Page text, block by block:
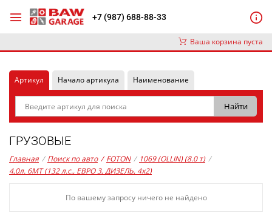
+7 (987) 688-88-33
Ваша корзина пуста
Артикул Начало артикула Наименование
ГРУЗОВЫЕ
Главная / Поиск по авто / FOTON / 1069 (OLLIN) (8.0 т) /
4,0л. 6MT (132 л.с., ЕВРО 3, ДИЗЕЛЬ, 4x2)
По вашему запросу ничего не найдено